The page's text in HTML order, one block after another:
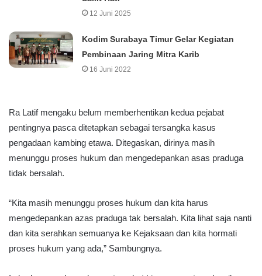
12 Juni 2025
Kodim Surabaya Timur Gelar Kegiatan
Pembinaan Jaring Mitra Karib
16 Juni 2022
Ra Latif mengaku belum memberhentikan kedua pejabat
pentingnya pasca ditetapkan sebagai tersangka kasus
pengadaan kambing etawa. Ditegaskan, dirinya masih
menunggu proses hukum dan mengedepankan asas praduga
tidak bersalah.
“Kita masih menunggu proses hukum dan kita harus
mengedepankan azas praduga tak bersalah. Kita lihat saja nanti
dan kita serahkan semuanya ke Kejaksaan dan kita hormati
proses hukum yang ada,” Sambungnya.